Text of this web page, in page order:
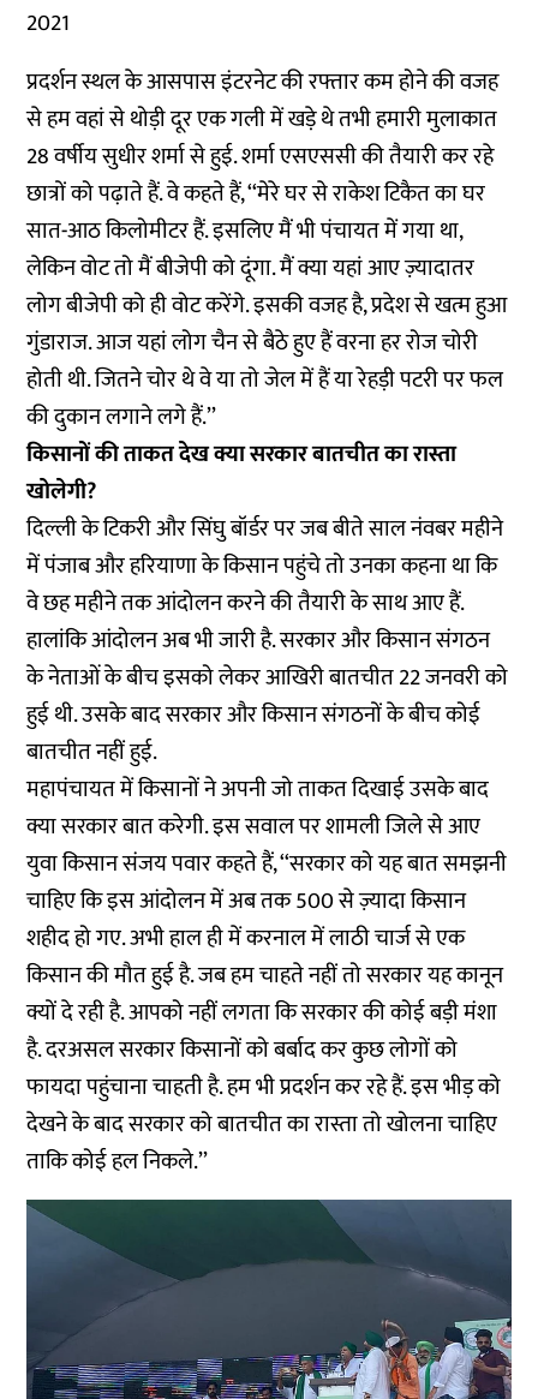
2021
प्रदर्शन स्थल के आसपास इंटरनेट की रफ्तार कम होने की वजह
से हम वहां से थोड़ी दूर एक गली में खड़े थे तभी हमारी मुलाकात
28 वर्षीय सुधीर शर्मा से हुई. शर्मा एसएससी की तैयारी कर रहे
छात्रों को पढ़ाते हैं. वे कहते हैं, ‘‘मेरे घर से राकेश टिकैत का घर
सात-आठ किलोमीटर हैं. इसलिए मैं भी पंचायत में गया था,
लेकिन वोट तो मैं बीजेपी को दूंगा. मैं क्या यहां आए ज़्यादातर
लोग बीजेपी को ही वोट करेंगे. इसकी वजह है, प्रदेश से खत्म हुआ
गुंडाराज. आज यहां लोग चैन से बैठे हुए हैं वरना हर रोज चोरी
होती थी. जितने चोर थे वे या तो जेल में हैं या रेहड़ी पटरी पर फल
की दुकान लगाने लगे हैं.’’
किसानों की ताकत देख क्या सरकार बातचीत का रास्ता
खोलेगी?
दिल्ली के टिकरी और सिंघु बॉर्डर पर जब बीते साल नंवबर महीने
में पंजाब और हरियाणा के किसान पहुंचे तो उनका कहना था कि
वे छह महीने तक आंदोलन करने की तैयारी के साथ आए हैं.
हालांकि आंदोलन अब भी जारी है. सरकार और किसान संगठन
के नेताओं के बीच इसको लेकर आखिरी बातचीत 22 जनवरी को
हुई थी. उसके बाद सरकार और किसान संगठनों के बीच कोई
बातचीत नहीं हुई.
महापंचायत में किसानों ने अपनी जो ताकत दिखाई उसके बाद
क्या सरकार बात करेगी. इस सवाल पर शामली जिले से आए
युवा किसान संजय पवार कहते हैं, ‘‘सरकार को यह बात समझनी
चाहिए कि इस आंदोलन में अब तक 500 से ज़्यादा किसान
शहीद हो गए. अभी हाल ही मेंकरनालमें लाठी चार्ज से एक
किसान की मौत हुई है. जब हम चाहते नहीं तो सरकार यह कानून
क्यों दे रही है. आपको नहीं लगता कि सरकार की कोई बड़ी मंशा
है. दरअसल सरकार किसानों को बर्बाद कर कुछ लोगों को
फायदा पहुंचाना चाहती है. हम भी प्रदर्शन कर रहे हैं. इस भीड़ को
देखने के बाद सरकार को बातचीत का रास्ता तो खोलना चाहिए
ताकि कोई हल निकले.’’